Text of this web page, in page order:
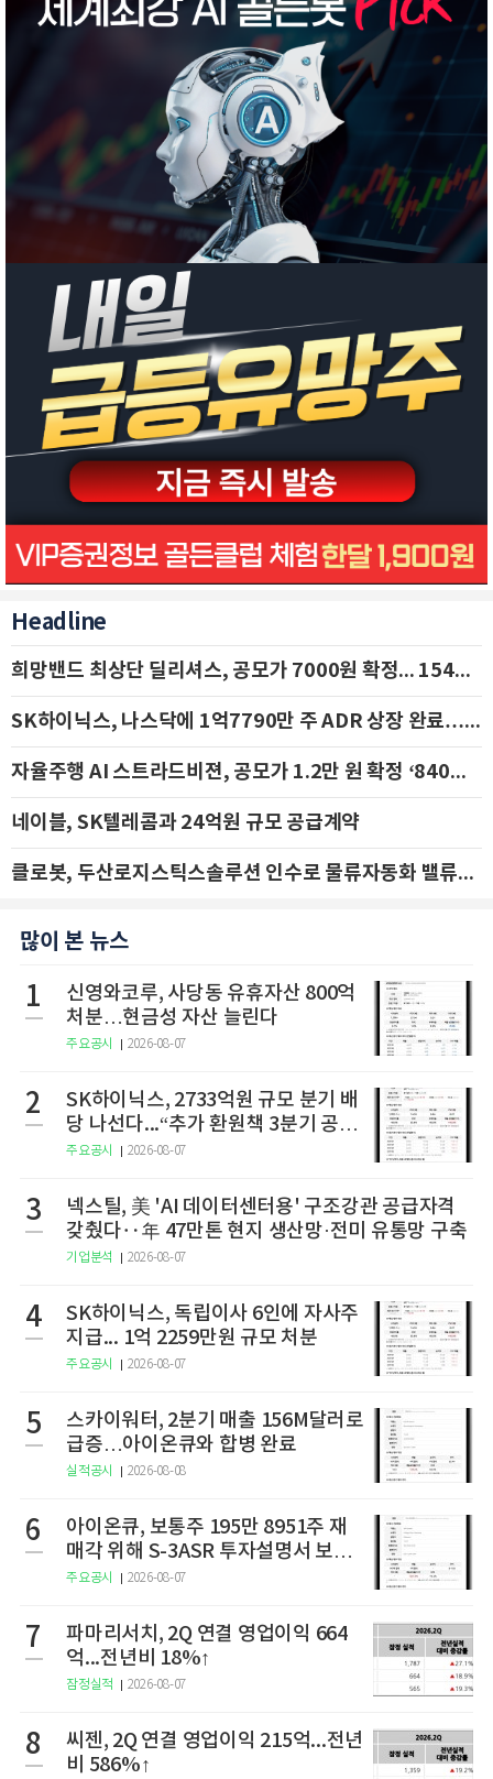
Headline
희망밴드 최상단 딜리셔스, 공모가 7000원 확정... 154억 규모 IPO 돌입
SK하이닉스, 나스닥에 1억7790만 주 ADR 상장 완료…29일 국내 추가 상장
자율주행 AI 스트라드비젼, 공모가 1.2만 원 확정 ‘840억 수혈’
네이블, SK텔레콤과 24억원 규모 공급계약
클로봇, 두산로지스틱스솔루션 인수로 물류자동화 밸류체인 확장 추진 - IBK투자증권
많이 본 뉴스
1
신영와코루, 사당동 유휴자산 800억
처분…현금성 자산 늘린다
주요공시 2026-08-07
2
SK하이닉스, 2733억원 규모 분기 배
당 나선다...“추가 환원책 3분기 공
개”
주요공시 2026-08-07
3
넥스틸, 美 'AI 데이터센터용' 구조강관 공급자격
갖췄다‥年 47만톤 현지 생산망·전미 유통망 구축
기업분석 2026-08-07
4
SK하이닉스, 독립이사 6인에 자사주
지급... 1억 2259만원 규모 처분
주요공시 2026-08-07
5
스카이워터, 2분기 매출 156M달러로
급증…아이온큐와 합병 완료
실적공시 2026-08-08
6
아이온큐, 보통주 195만 8951주 재
매각 위해 S-3ASR 투자설명서 보충
서 제출
주요공시 2026-08-07
7
파마리서치, 2Q 연결 영업이익 664
억...전년비 18%↑
잠정실적 2026-08-07
8
씨젠, 2Q 연결 영업이익 215억...전년
비 586%↑